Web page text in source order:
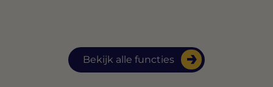
Bekijk alle functies